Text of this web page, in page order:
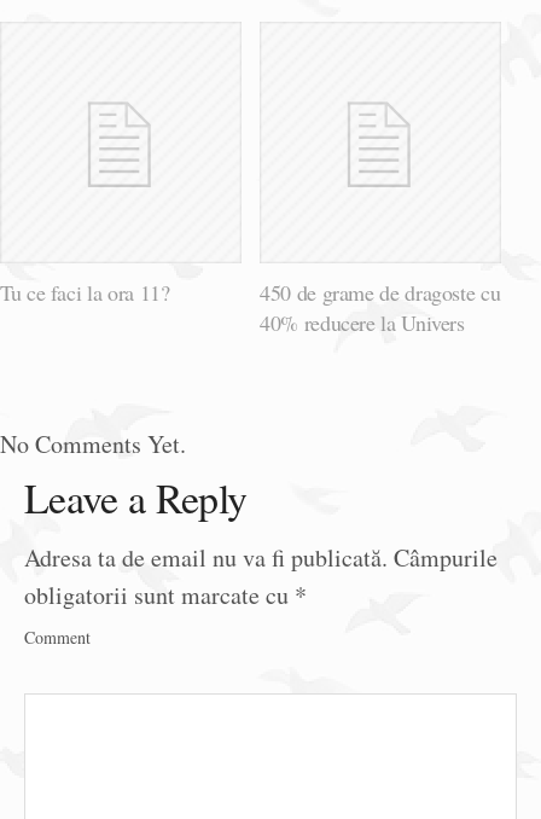
Tu ce faci la ora 11?
450 de grame de dragoste cu
40% reducere la Univers
No Comments Yet.
Leave a Reply
Adresa ta de email nu va fi publicată. Câmpurile
obligatorii sunt marcate cu *
Comment